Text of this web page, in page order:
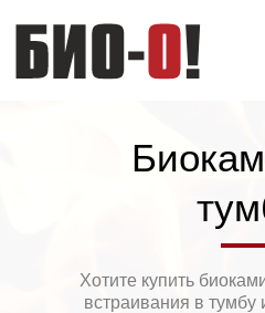
Хотите купить
встраивания в